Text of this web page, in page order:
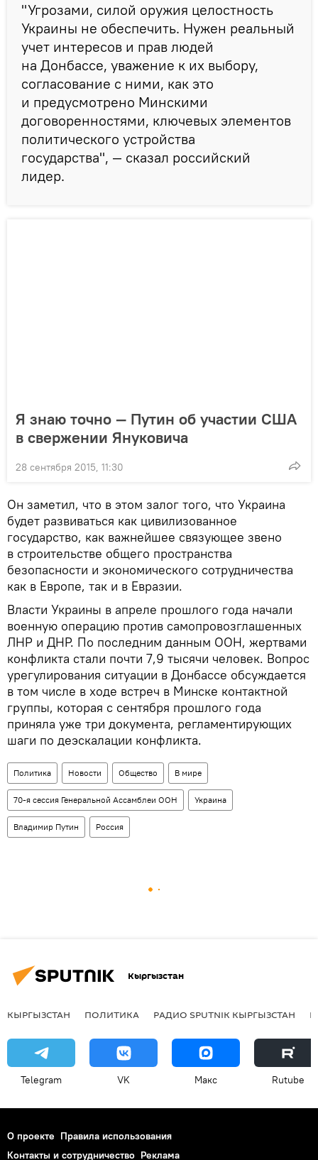
"Угрозами, силой оружия целостность
Украины не обеспечить. Нужен реальный
учет интересов и прав людей
на Донбассе, уважение к их выбору,
согласование с ними, как это
и предусмотрено Минскими
договоренностями, ключевых элементов
политического устройства
государства", — сказал российский
лидер.
Я знаю точно — Путин об участии США
в свержении Януковича
28 сентября 2015, 11:30
Он заметил, что в этом залог того, что Украина
будет развиваться как цивилизованное
государство, как важнейшее связующее звено
в строительстве общего пространства
безопасности и экономического сотрудничества
как в Европе, так и в Евразии.
Власти Украины в апреле прошлого года начали
военную операцию против самопровозглашенных
ЛНР и ДНР. По последним данным ООН, жертвами
конфликта стали почти 7,9 тысячи человек. Вопрос
урегулирования ситуации в Донбассе обсуждается
в том числе в ходе встреч в Минске контактной
группы, которая с сентября прошлого года
приняла уже три документа, регламентирующих
шаги по деэскалации конфликта.
Политика Новости Общество В мире
70-я сессия Генеральной Ассамблеи ООН Украина
Владимир Путин Россия
Кыргызстан
КЫРГЫЗСТАН ПОЛИТИКА РАДИО SPUTNIK КЫРГЫЗСТАН
Telegram VK Макс Rutube
О проекте Правила использования
Контакты и сотрудничество Реклама